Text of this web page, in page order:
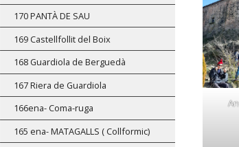
170 PANTÀ DE SAU
169 Castellfollit del Boix
168 Guardiola de Berguedà
167 Riera de Guardiola
166ena- Coma-ruga
165 ena- MATAGALLS ( Collformic)